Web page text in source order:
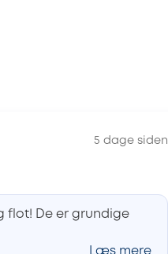
5 dage siden
flot! De er grundige
Læs mere